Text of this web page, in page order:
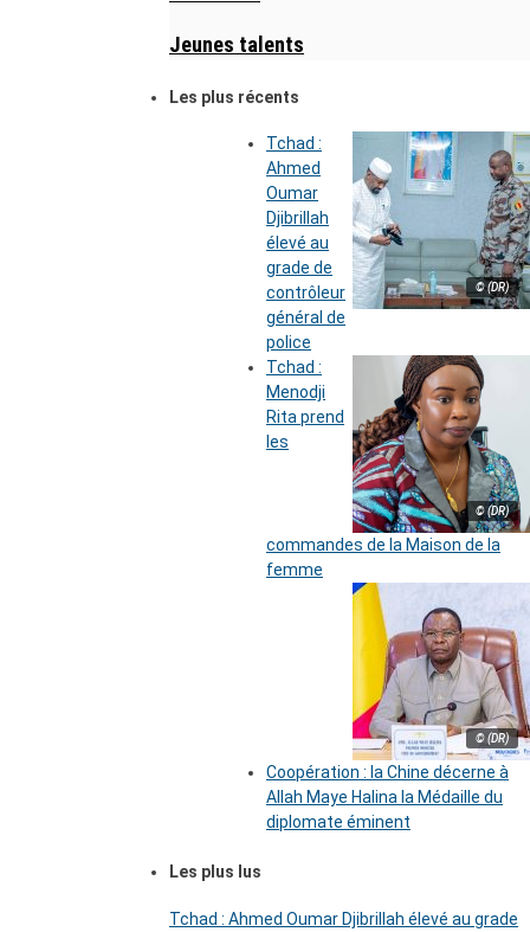
Jeunes talents
Les plus récents
© (DR)
Tchad :
Ahmed
Oumar
Djibrillah
élevé au
grade de
contrôleur
général de
police
© (DR)
Tchad :
Menodji
Rita prend
les
commandes de la Maison de la
femme
© (DR)
Coopération : la Chine décerne à
Allah Maye Halina la Médaille du
diplomate éminent
Les plus lus
Tchad : Ahmed Oumar Djibrillah élevé au grade